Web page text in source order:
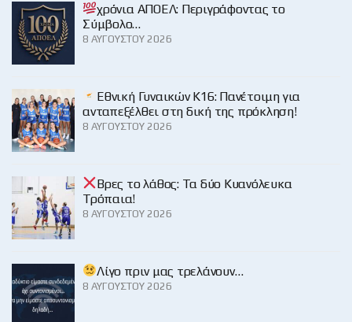
χρόνια ΑΠΟΕΛ: Περιγράφοντας το
Σύμβολο…
8 ΑΥΓΟΎΣΤΟΥ 2026
Εθνική Γυναικών Κ16: Πανέτοιμη για
ανταπεξέλθει στη δική της πρόκληση!
8 ΑΥΓΟΎΣΤΟΥ 2026
Βρες το λάθος: Τα δύο Κυανόλευκα
Τρόπαια!
8 ΑΥΓΟΎΣΤΟΥ 2026
Λίγο πριν μας τρελάνουν…
8 ΑΥΓΟΎΣΤΟΥ 2026